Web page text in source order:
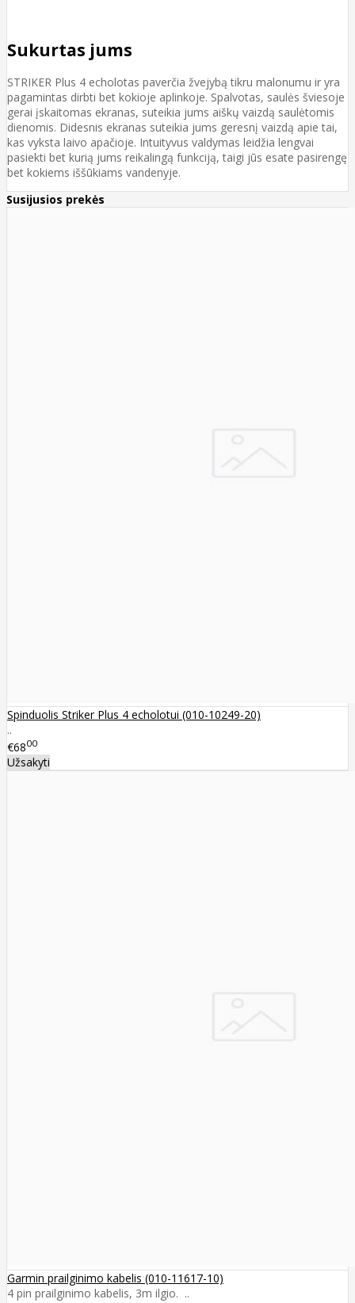
Sukurtas jums
STRIKER Plus 4 echolotas paverčia žvejybą tikru malonumu ir yra
pagamintas dirbti bet kokioje aplinkoje. Spalvotas, saulės šviesoje
gerai įskaitomas ekranas, suteikia jums aiškų vaizdą saulėtomis
dienomis. Didesnis ekranas suteikia jums geresnį vaizdą apie tai,
kas vyksta laivo apačioje. Intuityvus valdymas leidžia lengvai
pasiekti bet kurią jums reikalingą funkciją, taigi jūs esate pasirengę
bet kokiems iššūkiams vandenyje.
Susijusios prekės
Spinduolis Striker Plus 4 echolotui (010-10249-20)
..
€6800
Užsakyti
Garmin prailginimo kabelis (010-11617-10)
4 pin prailginimo kabelis, 3m ilgio. ..